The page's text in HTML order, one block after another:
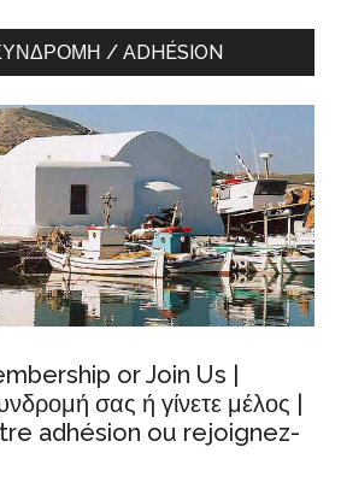
/ ADHÉSION
or Join Us |
σας ή γίνετε μέλος |
adhésion ou rejoignez-